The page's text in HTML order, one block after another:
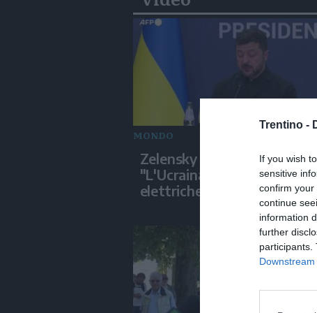
Trentino -
If you wish
sensitive
confirm your
continue
information
further
participants.
MONDO
Zelensky a Belgrado:
"L'Ucraina non ha più
elettriche intatte"